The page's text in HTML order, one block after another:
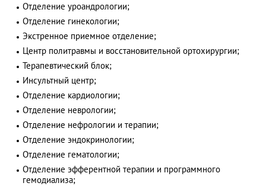
Отделение уроандрологии;
Отделение гинекологии;
Экстренное приемное отделение;
Центр политравмы и восстановительной ортохирургии;
Терапевтический блок;
Инсультный центр;
Отделение кардиологии;
Отделение неврологии;
Отделение нефрологии и терапии;
Отделение эндокринологии;
Отделение гематологии;
Отделение эфферентной терапии и программного
гемодиализа;